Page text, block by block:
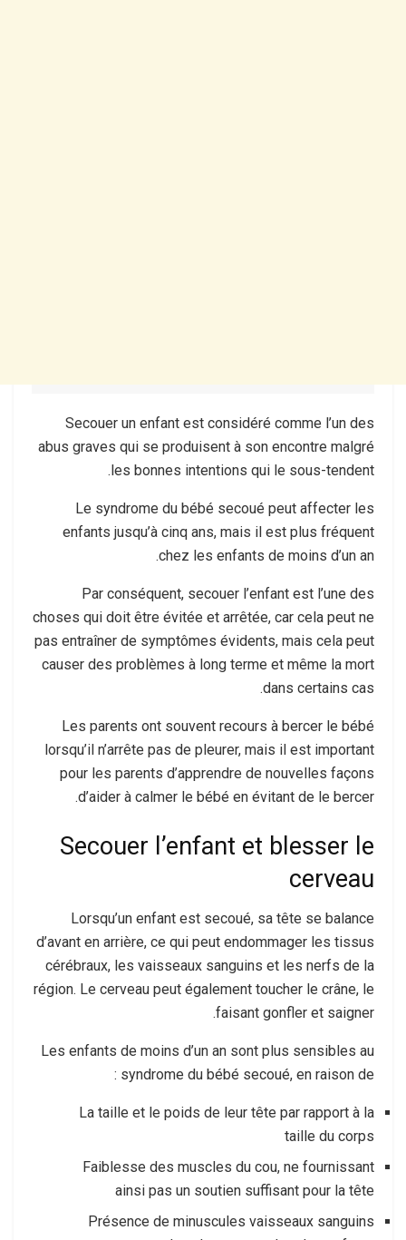
Secouer un enfant est considéré comme l’un des
abus graves qui se produisent à son encontre malgré
les bonnes intentions qui le sous-tendent.
Le syndrome du bébé secoué peut affecter les
enfants jusqu’à cinq ans, mais il est plus fréquent
chez les enfants de moins d’un an.
Par conséquent, secouer l’enfant est l’une des
choses qui doit être évitée et arrêtée, car cela peut ne
pas entraîner de symptômes évidents, mais cela peut
causer des problèmes à long terme et même la mort
dans certains cas.
Les parents ont souvent recours à bercer le bébé
lorsqu’il n’arrête pas de pleurer, mais il est important
pour les parents d’apprendre de nouvelles façons
d’aider à calmer le bébé en évitant de le bercer.
Secouer l’enfant et blesser le
cerveau
Lorsqu’un enfant est secoué, sa tête se balance
d’avant en arrière, ce qui peut endommager les tissus
cérébraux, les vaisseaux sanguins et les nerfs de la
région. Le cerveau peut également toucher le crâne, le
faisant gonfler et saigner.
Les enfants de moins d’un an sont plus sensibles au
syndrome du bébé secoué, en raison de :
La taille et le poids de leur tête par rapport à la
taille du corps
Faiblesse des muscles du cou, ne fournissant
ainsi pas un soutien suffisant pour la tête
Présence de minuscules vaisseaux sanguins